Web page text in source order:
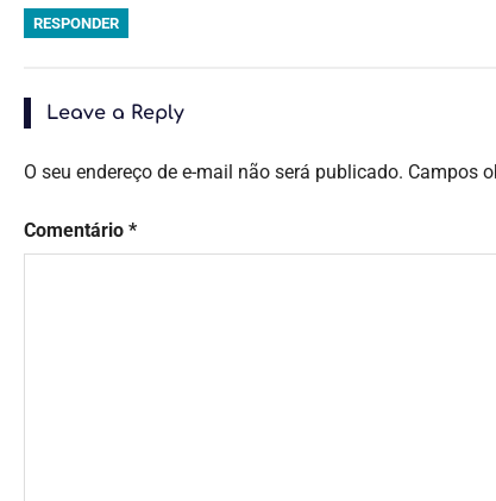
RESPONDER
Leave a Reply
O seu endereço de e-mail não será publicado. Campos
Comentário*